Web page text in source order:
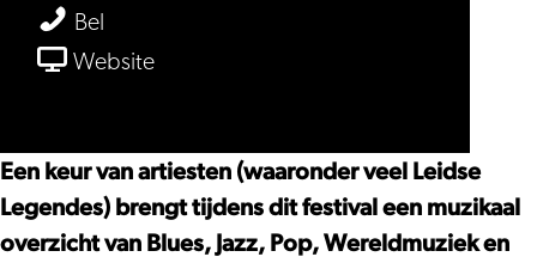
Leiden
Festival
Bel
Festival
Websitevan
Leiden
Een keur van artiesten (waaronder veel Leidse
Legendes) brengt tijdens dit festival een muzikaal
overzicht van Blues, Jazz, Pop, Wereldmuziek en